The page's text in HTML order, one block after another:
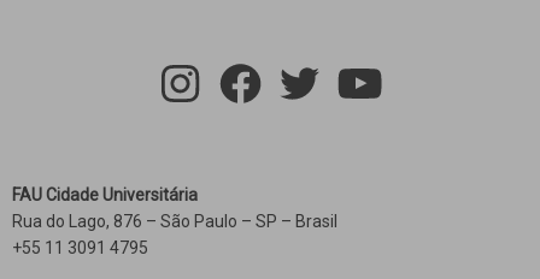
FAU Cidade Universitária
Rua do Lago, 876 – São Paulo – SP – Brasil
+55 11 3091 4795